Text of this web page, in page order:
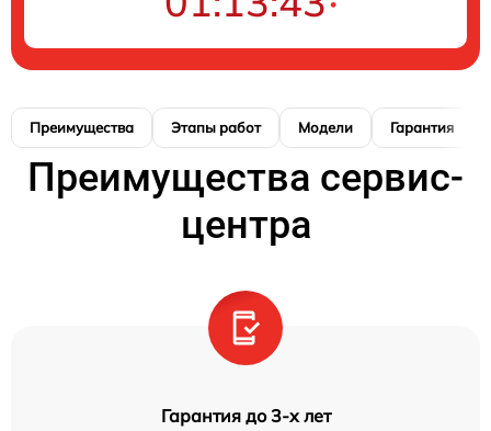
Преимущества Этапы работ Модели Гарантия
Преимущества сервис-
центра
Гарантия до 3-х лет